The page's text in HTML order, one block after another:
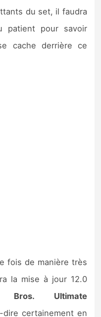
du set, il faudra
patient pour savoir
cache derrière ce
fois de manière très
la mise à jour 12.0
Bros. Ultimate
dire certainement en